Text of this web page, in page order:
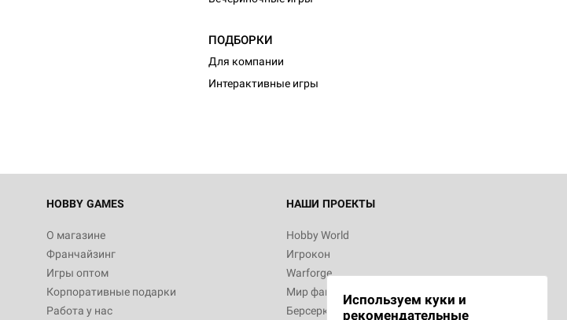
ПОДБОРКИ
Для компании
Интерактивные игры
HOBBY GAMES
О магазине
Франчайзинг
Игры оптом
Корпоративные подарки
Работа у нас
НАШИ ПРОЕКТЫ
Hobby World
Игрокон
Warforge
Мир фантастики
Берсерк
Используем куки и
рекомендательные